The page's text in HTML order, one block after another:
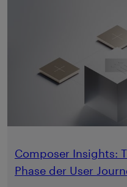
Composer Insights:
Phase der User